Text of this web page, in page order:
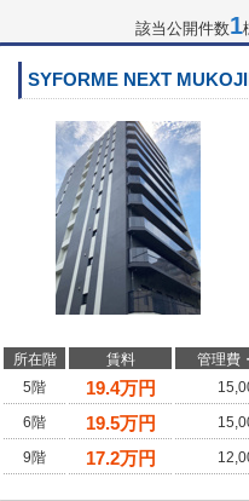
該当公開件数1
SYFORME NEXT
所在階 賃料 管理費
5階
19.4万円
6階
19.5万円
9階
17.2万円